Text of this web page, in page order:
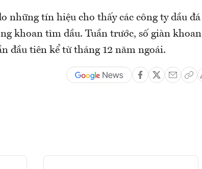
những tín hiệu cho thấy các công ty dầu đá
khoan tìm dầu. Tuần trước, số giàn khoan
đầu tiên kể từ tháng 12 năm ngoái.